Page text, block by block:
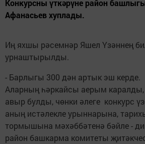
Конкурсны үткәрүне район
Афанасьев хуплады.
Иң яхшы рәсемнәр Яшел Үзәннең
урнаштырылды.
- Барлыгы 300 дән артык эш керде.
Аларның һәркайсы аерым каралды,
авыр булды, чөнки әлеге конкурс
аның истәлекле урыннарына,
тормышына мәхәббәтенә бәйле -
район башкарма комитеты